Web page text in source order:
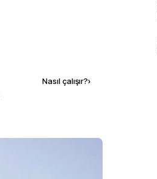
Nasıl çalışır?›